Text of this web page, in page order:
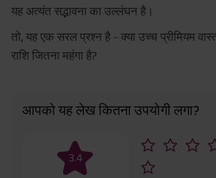
यह अत्यंत सद्भावना का उल्लंघन है।
तो, यह एक सरल प्रश्न है - क्या उच्च प्रीमियम
राशि जितना महंगा है?
आपको यह लेख कितना उपयोगी लगा?
3.4